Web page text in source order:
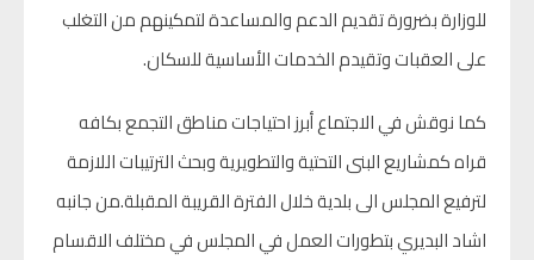
للوزارة بضرورة تقديم الدعم والمساعدة لتمكينهم من التغلب
على العقبات وتقيدم الخدمات الأساسية للسكان.
كما نوقش في الاجتماع أبرز احتياجات مناطق التجمع بكافه
قراه كمشاريع البنى التحتية والتطويرية وبحث الترتيبات اللازمة
لترفيع المجلس الى بلدية خلال الفترة القريبة المقبلة.من جانبه
اشاد البديري بتطورات العمل في المجلس في مختلف الاقسام